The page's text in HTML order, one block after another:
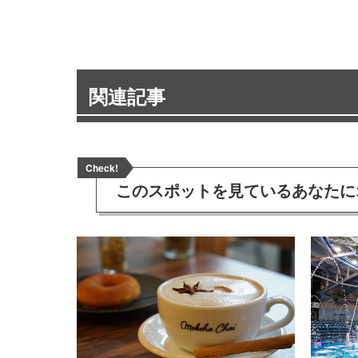
関連記事
Check!
このスポットを見ているあなた